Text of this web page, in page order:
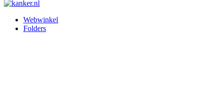
Webwinkel
Folders